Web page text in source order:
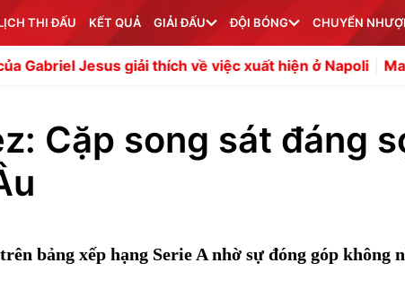
THI ĐẤU KẾT QUẢ GIẢI ĐẤU ĐỘI BÓNG CHUYỂN
giải thích về việc xuất hiện ở Napoli Man Utd đón tín
Cặp song sát đáng
bảng xếp hạng Serie A nhờ sự đóng góp không